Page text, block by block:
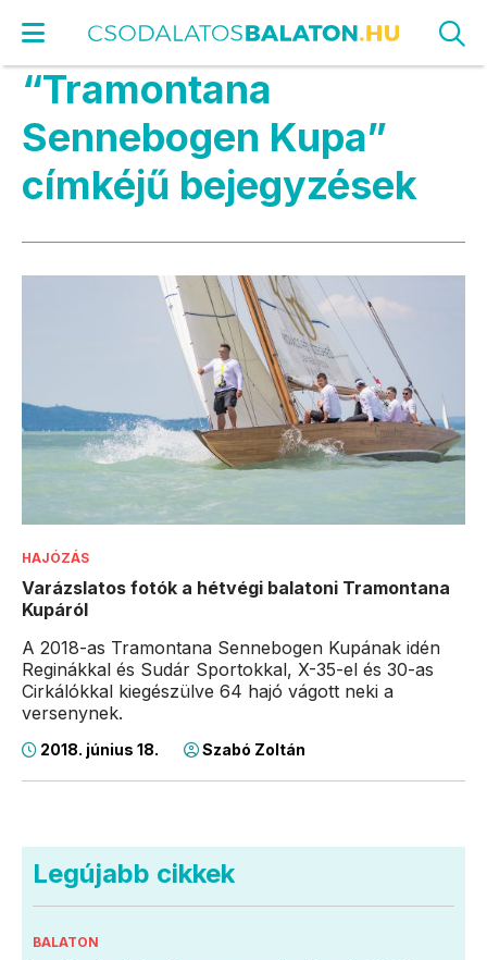
“Tramontana
Sennebogen Kupa”
címkéjű bejegyzések
HAJÓZÁS
Varázslatos fotók a hétvégi balatoni Tramontana
Kupáról
A 2018-as Tramontana Sennebogen Kupának idén
Reginákkal és Sudár Sportokkal, X-35-el és 30-as
Cirkálókkal kiegészülve 64 hajó vágott neki a
versenynek.
2018. június 18. Szabó Zoltán
Legújabb cikkek
BALATON